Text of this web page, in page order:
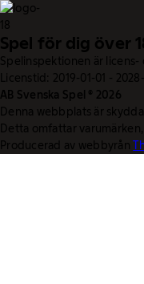
Spel för dig över
Spelinspektionen är
Licenstid: 2019-01-01 - 2028-
AB Svenska Spel © 2026
Denna webbplats är
Detta omfattar
Producerad av webbyrån